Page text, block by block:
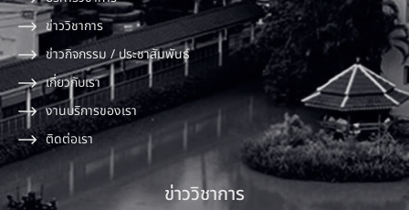
ข่าววิชาการ
ข่าวกิจกรรม / ประชาสัมพันธ์
เกี่ยวกับเรา
งานบริการของเรา
ติดต่อเรา
ข่าววิชาการ